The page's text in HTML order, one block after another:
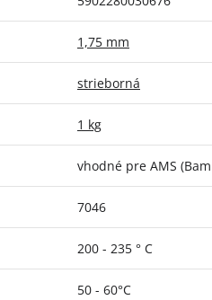
1,75 mm
strieborná
1 kg
vhodné pre AMS
7046
200 - 235 ° C
50 - 60°C